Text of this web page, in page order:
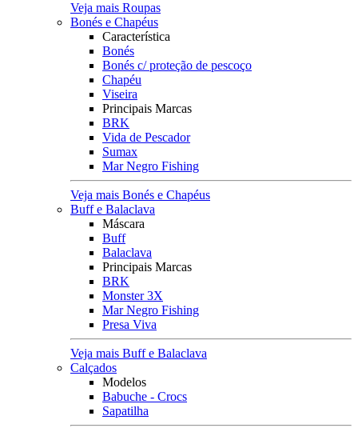
Veja mais Roupas
Bonés e Chapéus
Característica
Bonés
Bonés c/ proteção de pescoço
Chapéu
Viseira
Principais Marcas
BRK
Vida de Pescador
Sumax
Mar Negro Fishing
Veja mais Bonés e Chapéus
Buff e Balaclava
Máscara
Buff
Balaclava
Principais Marcas
BRK
Monster 3X
Mar Negro Fishing
Presa Viva
Veja mais Buff e Balaclava
Calçados
Modelos
Babuche - Crocs
Sapatilha